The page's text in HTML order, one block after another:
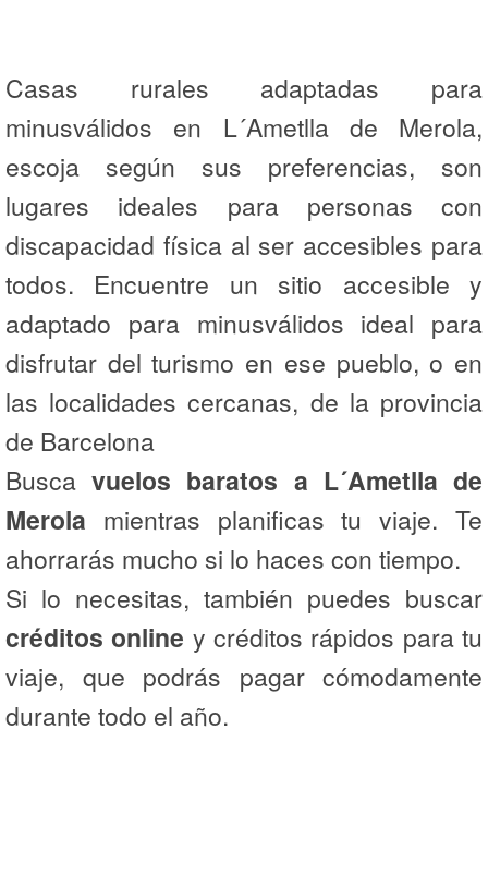
Casas rurales adaptadas para
minusválidos en L´Ametlla de Merola,
escoja según sus preferencias, son
lugares ideales para personas con
discapacidad física al ser accesibles para
todos. Encuentre un sitio accesible y
adaptado para minusválidos ideal para
disfrutar del turismo en ese pueblo, o en
las localidades cercanas, de la provincia
de Barcelona
Buscavuelos baratos a L´Ametlla de
Merola mientras planificas tu viaje. Te
ahorrarás mucho si lo haces con tiempo.
Si lo necesitas, también puedes buscar
créditos online y créditos rápidos para tu
viaje, que podrás pagar cómodamente
durante todo el año.